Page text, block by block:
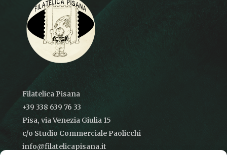
Filatelica Pisana
+39 338 639 76 33
Pisa, via Venezia Giulia 15
c/o Studio Commerciale Paolicchi
info@filatelicapisana.it